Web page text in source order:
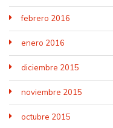
febrero 2016
enero 2016
diciembre 2015
noviembre 2015
octubre 2015